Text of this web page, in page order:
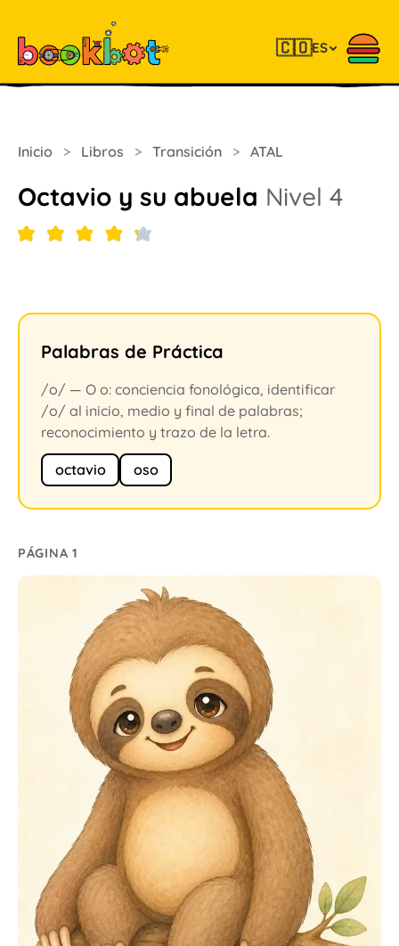
🇨🇴ES
Inicio > Libros > Transición > ATAL
Octavio y su abuela Nivel 4
Palabras de Práctica
/o/ — O o: conciencia fonológica, identificar
/o/ al inicio, medio y final de palabras;
reconocimiento y trazo de la letra.
octavio oso
PÁGINA 1